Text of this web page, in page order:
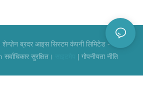
शेन्ज़ेन ब्रदर आइस सिस्टम कंपनी लिमिटेड -
सुरक्षित।
| गोपनीयता नीति